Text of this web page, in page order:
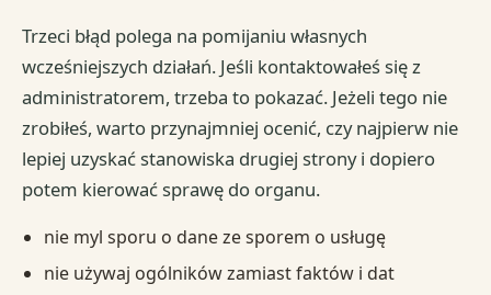
Trzeci błąd polega na pomijaniu własnych
wcześniejszych działań. Jeśli kontaktowałeś się z
administratorem, trzeba to pokazać. Jeżeli tego nie
zrobiłeś, warto przynajmniej ocenić, czy najpierw nie
lepiej uzyskać stanowiska drugiej strony i dopiero
potem kierować sprawę do organu.
nie myl sporu o dane ze sporem o usługę
nie używaj ogólników zamiast faktów i dat